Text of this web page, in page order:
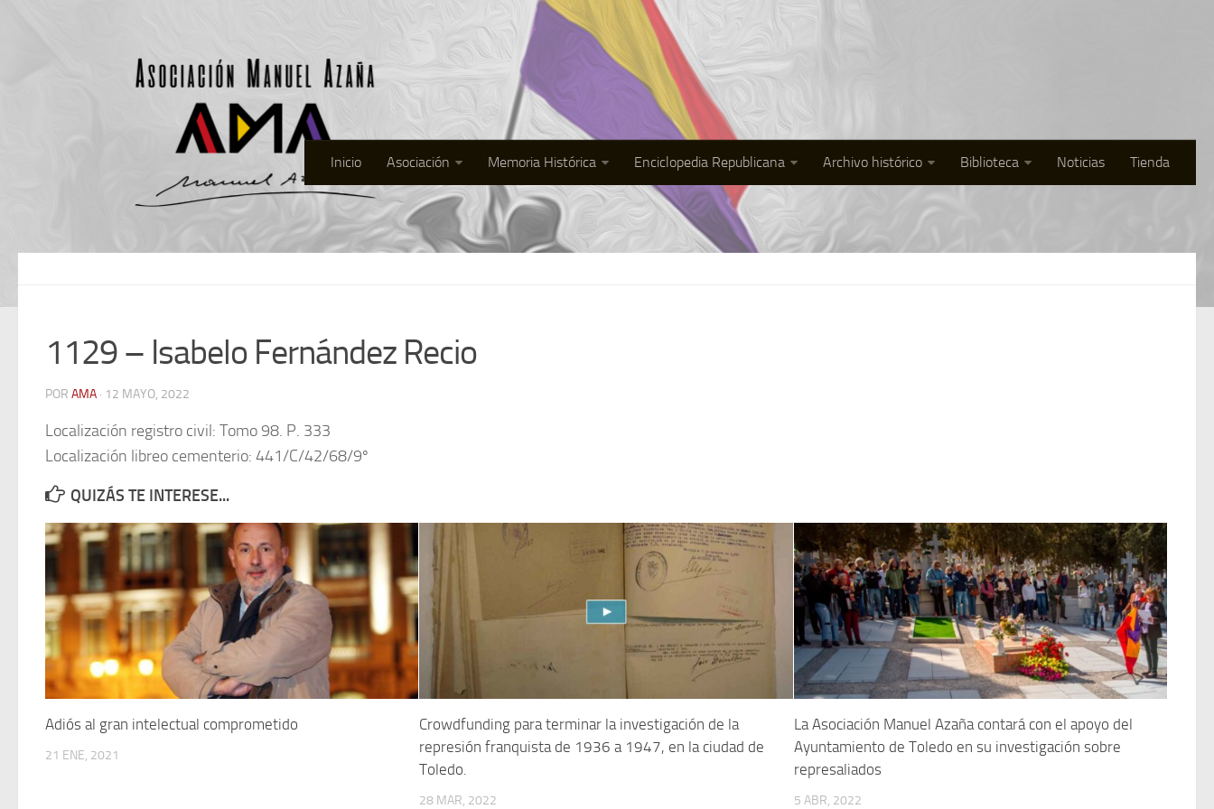
Inicio Asociación Memoria Histórica Enciclopedia Republicana Archivo histórico Biblioteca Noticias Tienda
1129 – Isabelo Fernández Recio
POR AMA · 12 MAYO, 2022
Localización registro civil: Tomo 98. P. 333
Localización libreo cementerio: 441/C/42/68/9º
QUIZÁS TE INTERESE...
Adiós al gran intelectual comprometido
21 ENE, 2021
Crowdfunding para terminar la investigación de la
represión franquista de 1936 a 1947, en la ciudad de
Toledo.
28 MAR, 2022
La Asociación Manuel Azaña contará con el apoyo del
Ayuntamiento de Toledo en su investigación sobre
represaliados
5 ABR, 2022